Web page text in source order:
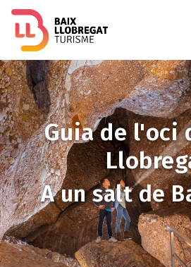
Image
Guia de l'oci
A un salt de